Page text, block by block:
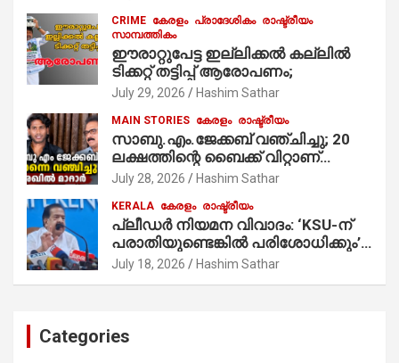
CRIME കേരളം പ്രാദേശികം രാഷ്ട്രീയം
സാമ്പത്തികം
ഈരാറ്റുപേട്ട ഇല്ലിക്കൽ കല്ലിൽ
ടിക്കറ്റ് തട്ടിപ്പ് ആരോപണം;
July 29, 2026 Hashim Sathar
MAIN STORIES കേരളം രാഷ്ട്രീയം
സാബു.എം.ജേക്കബ് വഞ്ചിച്ചു; 20
ലക്ഷത്തിന്റെ ബൈക്ക് വിറ്റാണ്
തൃക്കാക്കരയില്‍ മത്സരിച്ചത്!
മാത്രമാണ് ഉണ്ടായിരുന്നത്;
സാബുവിന്റേത് വ്യക്തിപരമായ
നേട്ടത്തിനുള്ള പാര്‍ട്ടി; ഇപ്പോള്‍
ഫോണ്‍ വിളിച്ചാല്‍ എടുക്കില്ല;
തിരഞ്ഞെടുപ്പിലെ ദുരനുഭവങ്ങള്‍
July 28, 2026 Hashim Sathar
KERALA കേരളം രാഷ്ട്രീയം
പ്ലീഡർ നിയമന വിവാദം: ‘KSU-ന്
പരാതിയുണ്ടെങ്കിൽ പരിശോധിക്കും’;
രമേശ് ചെന്നിത്തല
July 18, 2026 Hashim Sathar
Categories